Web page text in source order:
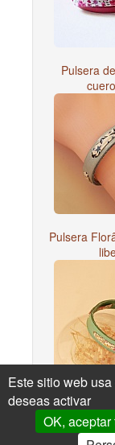
Pulsera
Pulsera
Pulsera
cinta
Este sitio web
deseas activar
OK, aceptar